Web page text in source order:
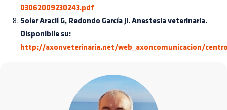
03062009230243.pdf
Soler Aracil G, Redondo García JI. Anestesia veterinaria.
Disponibile su:
http://axonveterinaria.net/web_axoncomunicacion/